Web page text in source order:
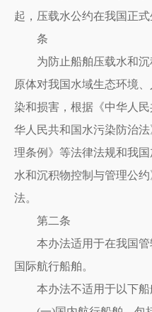
起，压载水公约在我国正式
条
为防止船舶压载水和沉
原体对我国水域生态环境
染和损害，根据《中华人
华人民共和国水污染防治
理条例》等法律法规和我
水和沉积物控制与管理公
法。
第二条
本办法适用于在我国管
国际航行船舶。
本办法不适用于以下船